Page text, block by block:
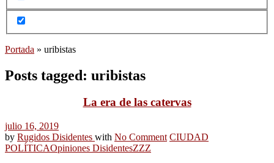
Portada » uribistas
Posts tagged: uribistas
La era de las catervas
julio 16, 2019
by Rugidos Disidentes with No Comment CIUDAD
POLÍTICAOpiniones DisidentesZZZ